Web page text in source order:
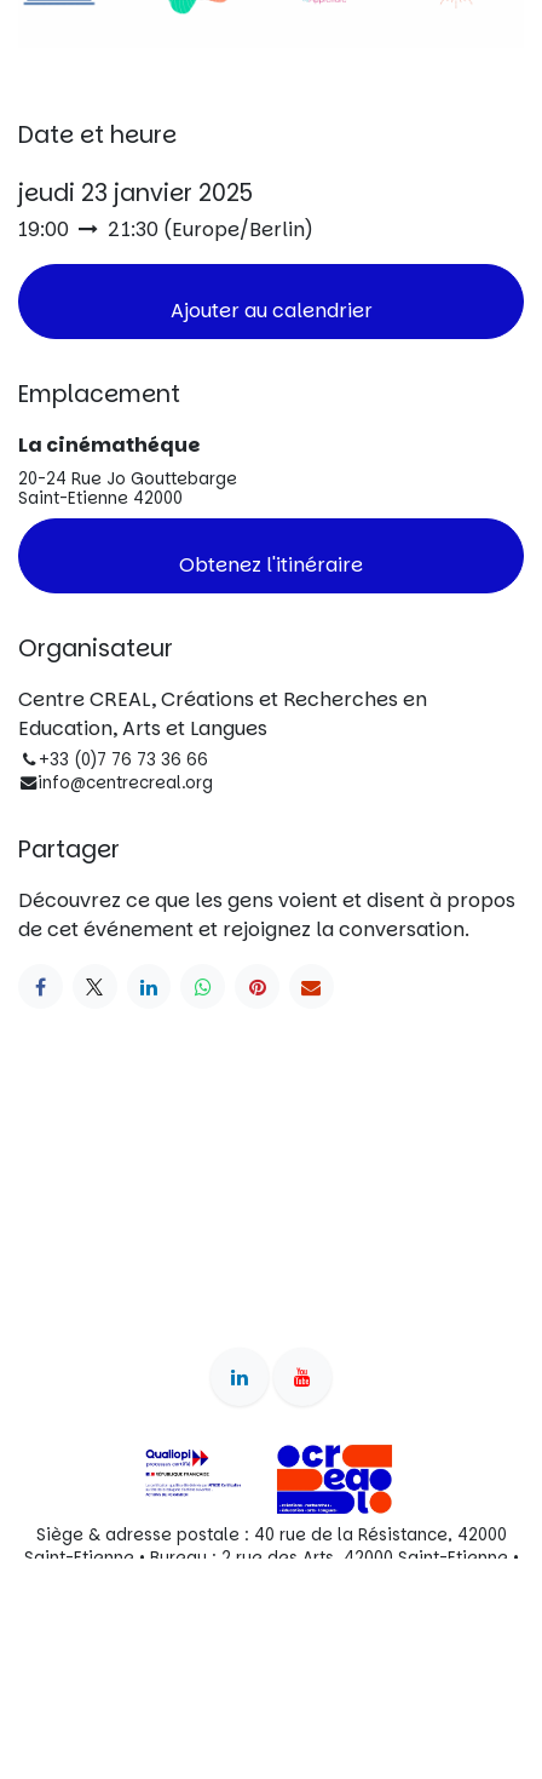
Date et heure
jeudi 23 janvier 2025
19:00 21:30 (Europe/Berlin)
Ajouter au calendrier
Emplacement
La cinémathéque
20-24 Rue Jo Gouttebarge
Saint-Etienne 42000
Obtenez l'itinéraire
Organisateur
Centre CREAL, Créations et Recherches en
Education, Arts et Langues
+33 (0)7 76 73 36 66
info@centrecreal.org
Partager
Découvrez ce que les gens voient et disent à propos
de cet événement et rejoignez la conversation.
Siège & adresse postale : 40 rue de la Résistance, 42000
Saint-Etienne • Bureau : 2 rue des Arts, 42000 Saint-Etienne •